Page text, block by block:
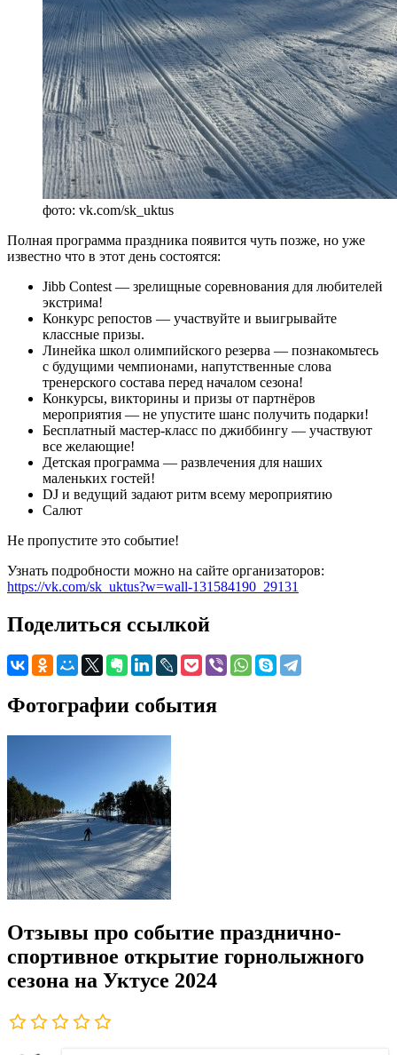
фото: vk.com/sk_uktus
Полная программа праздника появится чуть позже, но уже
известно что в этот день состоятся:
Jibb Contest — зрелищные соревнования для любителей
экстрима!
Конкурс репостов — участвуйте и выигрывайте
классные призы.
Линейка школ олимпийского резерва — познакомьтесь
с будущими чемпионами, напутственные слова
тренерского состава перед началом сезона!
Конкурсы, викторины и призы от партнёров
мероприятия — не упустите шанс получить подарки!
Бесплатный мастер-класс по джиббингу — участвуют
все желающие!
Детская программа — развлечения для наших
маленьких гостей!
DJ и ведущий задают ритм всему мероприятию
Салют
Не пропустите это событие!
Узнать подробности можно на сайте организаторов:
https://vk.com/sk_uktus?w=wall-131584190_29131
Поделиться ссылкой
Фотографии события
Отзывы про событие празднично-
спортивное открытие горнолыжного
сезона на Уктусе 2024